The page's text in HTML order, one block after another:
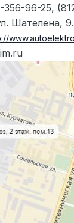
96-25,
Шателена, 9.
.ru